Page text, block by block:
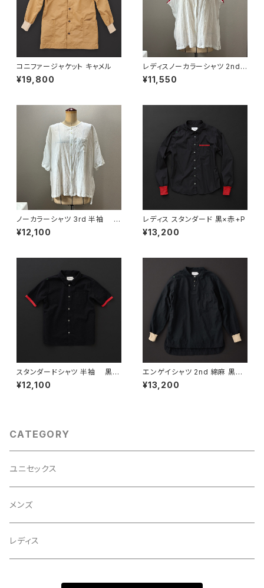
コニファージャケット キャメル
¥19,800
レディスノーカラーシャツ 2nd
ノースリーブ 白×赤
¥11,550
ノーカラーシャツ 3rd 半袖 白
×白
¥12,100
レディス スタンダード 黒×赤+P
¥13,200
スタンダードシャツ 半袖 黒×
赤
¥12,100
エンゲイシャツ 2nd 綿麻 黒×
羊
¥13,200
CATEGORY
ユニセックス
メンズ
レディス